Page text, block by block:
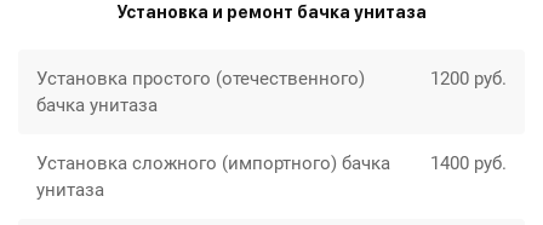
Установка и ремонт бачка унитаза
Установка простого (отечественного)
бачка унитаза
1200 руб.
Установка сложного (импортного) бачка
унитаза
1400 руб.